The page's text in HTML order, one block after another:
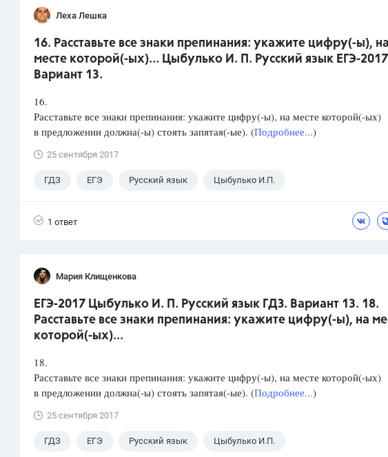
Леха Лешка
16. Расставьте все знаки препинания: укажите цифру(-ы),
месте которой(-ых)... Цыбулько И. П. Русский язык ЕГЭ-
Вариант 13.
16.
Расставьте все знаки препинания: укажите цифру(-ы), на месте которой(-ых)
в предложении должна(-ы) стоять запятая(-ые). (Подробнее...)
25 сентября 2017
ГДЗ ЕГЭ Русский язык Цыбулько И.П.
1 ответ
Мария Клищенкова
ЕГЭ-2017 Цыбулько И. П. Русский язык ГДЗ. Вариант 13. 18.
Расставьте все знаки препинания: укажите цифру(-ы), на
которой(-ых)...
18.
Расставьте все знаки препинания: укажите цифру(-ы), на месте которой(-ых)
в предложении должна(-ы) стоять запятая(-ые). (Подробнее...)
25 сентября 2017
ГДЗ ЕГЭ Русский язык Цыбулько И.П.